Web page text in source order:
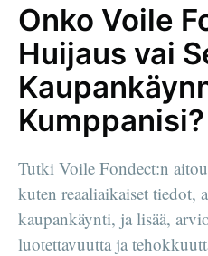
Onko Voile
Huijaus vai
Kumppanisi?
Tutki Voile Fondect:n
kuten reaaliaikaiset tiedot,
kaupankäynti, ja lisää,
luotettavuutta ja